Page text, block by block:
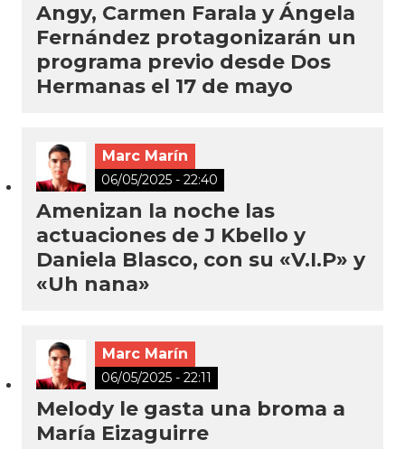
Angy, Carmen Farala y Ángela
Fernández protagonizarán un
programa previo desde Dos
Hermanas el 17 de mayo
Marc Marín
06/05/2025 - 22:40
Amenizan la noche las
actuaciones de J Kbello y
Daniela Blasco, con su «V.I.P» y
«Uh nana»
Marc Marín
06/05/2025 - 22:11
Melody le gasta una broma a
María Eizaguirre